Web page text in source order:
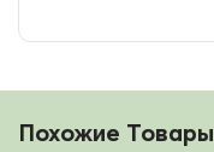
Похожие Товары